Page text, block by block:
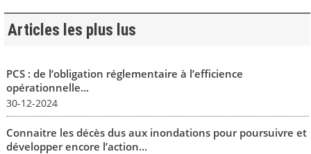
Articles les plus lus
PCS : de l’obligation réglementaire à l’efficience
opérationnelle...
30-12-2024
Connaitre les décès dus aux inondations pour poursuivre et
développer encore l’action...